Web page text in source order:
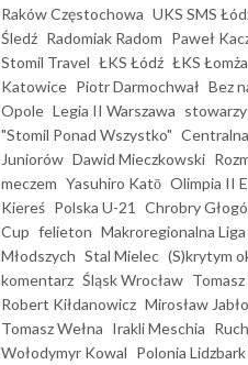
Raków Częstochowa UKS SMS
Śledź Radomiak Radom Paweł
Stomil Travel ŁKS Łódź ŁKS Łomża
Katowice Piotr Darmochwał Bez
Opole Legia II Warszawa
"Stomil Ponad Wszystko"
Juniorów Dawid Mieczkowski
meczem Yasuhiro Katō Olimpia II
Kiereś Polska U-21 Chrobry
Cup felieton Makroregionalna
Młodszych Stal Mielec (S)krytym
komentarz Śląsk Wrocław
Robert Kiłdanowicz Mirosław
Tomasz Wełna Irakli Meschia
Wołodymyr Kowal Polonia